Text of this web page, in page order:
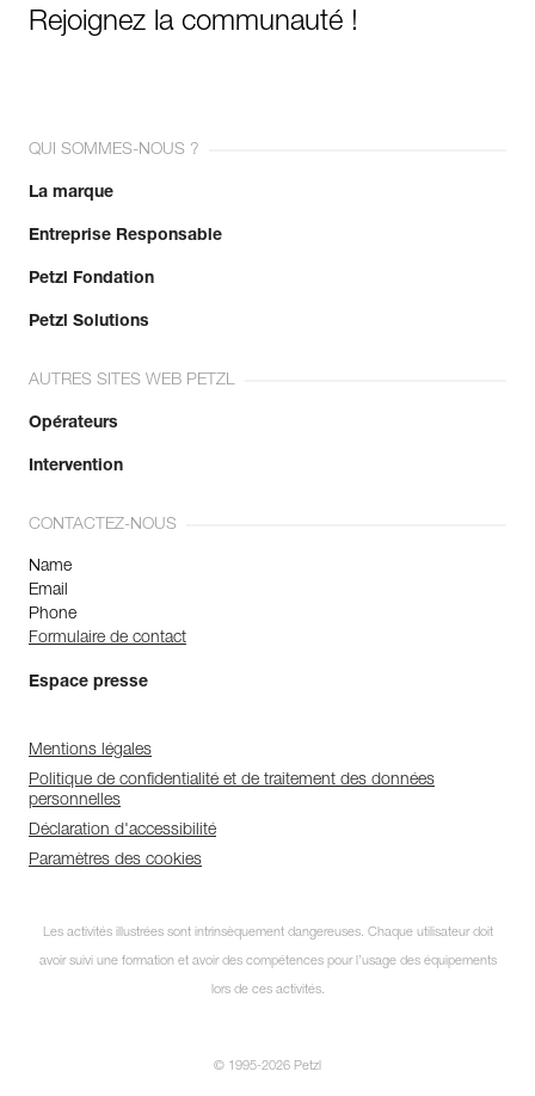
Rejoignez la communauté !
QUI SOMMES-NOUS ?
La marque
Entreprise Responsable
Petzl Fondation
Petzl Solutions
AUTRES SITES WEB PETZL
Opérateurs
Intervention
CONTACTEZ-NOUS
Name
Email
Phone
Formulaire de contact
Espace presse
Mentions légales
Politique de confidentialité et de traitement des données
personnelles
Déclaration d'accessibilité
Paramètres des cookies
Les activités illustrées sont intrinsèquement dangereuses. Chaque utilisateur doit
avoir suivi une formation et avoir des compétences pour l’usage des équipements
lors de ces activités.
© 1995-2026 Petzl